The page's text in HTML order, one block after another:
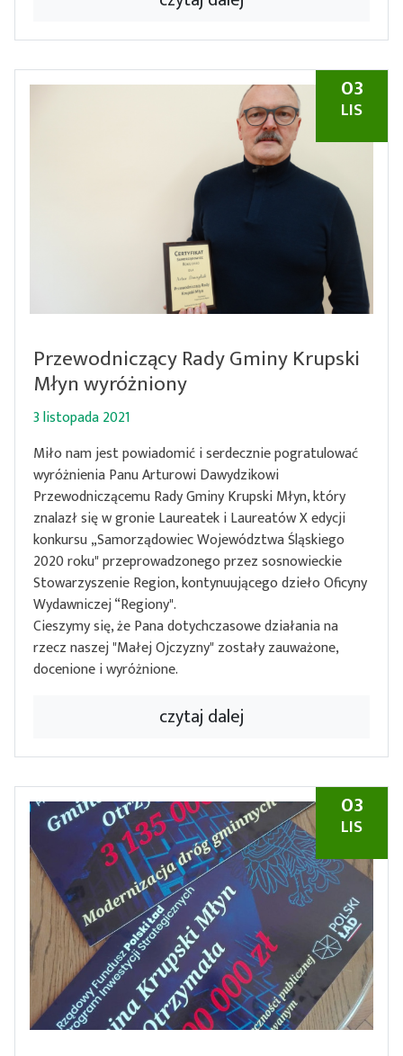
03
LIS
Przewodniczący Rady Gminy Krupski
Młyn wyróżniony
3 listopada 2021
Miło nam jest powiadomić i serdecznie pogratulować
wyróżnienia Panu Arturowi Dawydzikowi
Przewodniczącemu Rady Gminy Krupski Młyn, który
znalazł się w gronie Laureatek i Laureatów X edycji
konkursu „Samorządowiec Województwa Śląskiego
2020 roku" przeprowadzonego przez sosnowieckie
Stowarzyszenie Region, kontynuującego dzieło Oficyny
Wydawniczej “Regiony".
Cieszymy się, że Pana dotychczasowe działania na
rzecz naszej "Małej Ojczyzny" zostały zauważone,
docenione i wyróżnione.
czytaj dalej
03
LIS